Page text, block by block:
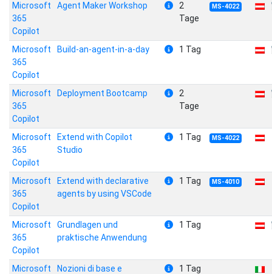
Microsoft
365
Copilot
Agent Maker Workshop
2
Tage
MS-4022
Microsoft
365
Copilot
Build-an-agent-in-a-day 1 Tag
Microsoft
365
Copilot
Deployment Bootcamp
2
Tage
Microsoft
365
Copilot
Extend with Copilot
Studio
1 Tag MS-4022
Microsoft
365
Copilot
Extend with declarative
agents by using VSCode
1 Tag MS-4010
Microsoft
365
Copilot
Grundlagen und
praktische Anwendung
1 Tag
Microsoft
Nozioni di base e
1 Tag